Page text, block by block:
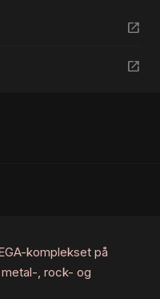
open_in_new
open_in_new
komplekset på
, rock- og